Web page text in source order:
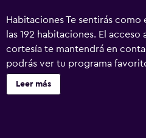
Habitaciones Te sentirás como
las 192 habitaciones. El
cortesía te mantendrá en
podrás ver tu programa
canales por cable. El baño
artículos de tocador gratuitos y
Leer más